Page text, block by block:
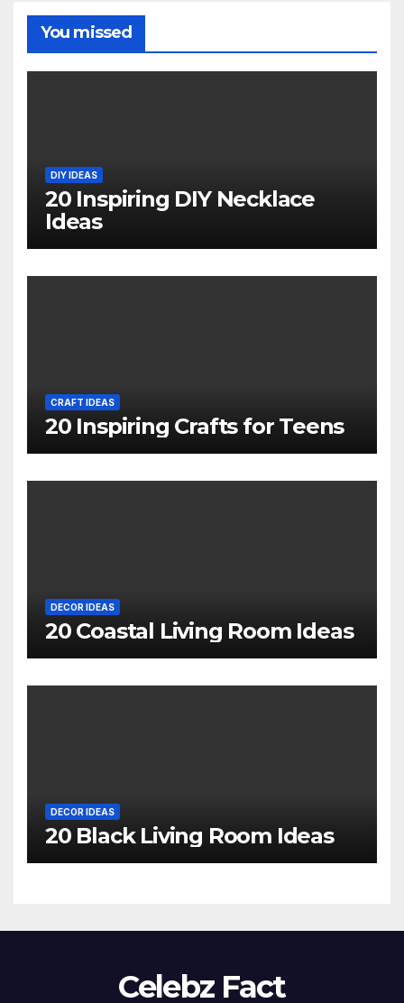
You missed
DIY IDEAS
20 Inspiring DIY Necklace
Ideas
CRAFT IDEAS
20 Inspiring Crafts for Teens
DECOR IDEAS
20 Coastal Living Room Ideas
DECOR IDEAS
20 Black Living Room Ideas
Celebz Fact